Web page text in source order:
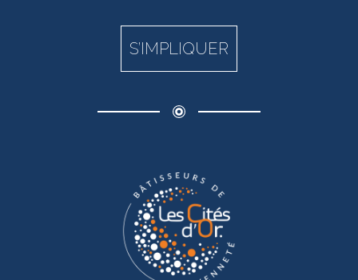
S’IMPLIQUER